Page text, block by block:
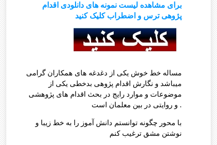
پژوهی ترس و اضطراب کلیک کنید
مساله خط خوش یکی از دغدغه های همکاران گرامی
میباشد و نگارش اقدام پژوهی بدخطی یکی از
موضوعات و موارد رایج در بحث اقدام های پژوهشی
و روایتی در بین معلمان است .
با محور چگونه توانستم دانش آموز را به خط زیبا و
نوشتن مشق ترغیب کنم